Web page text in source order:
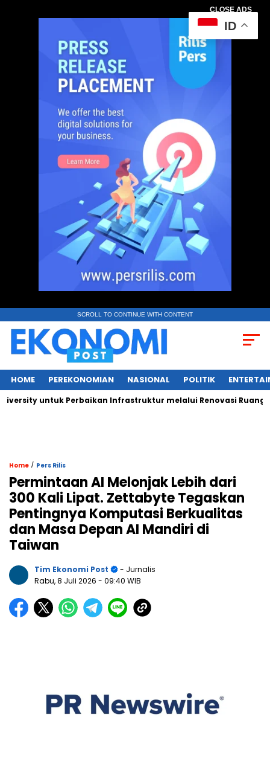
CLOSE ADS
SCROLL TO CONTINUE WITH CONTENT
HOME PEREKONOMIAN NASIONAL POLITIK
untuk Perbaikan Infrastruktur melalui Renovasi Ruang
Home / Pers Rilis
Permintaan AI Melonjak Lebih dari
300 Kali Lipat. Zettabyte Tegaskan
Pentingnya Komputasi Berkualitas
dan Masa Depan AI Mandiri di
Taiwan
Tim Ekonomi Post
- Jurnalis
Rabu, 8 Juli 2026 - 09:40 WIB
ID